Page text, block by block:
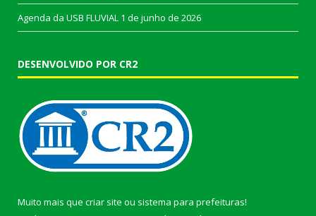
Agenda da USB FLUVIAL 1 de junho de 2026
DESENVOLVIDO POR CR2
Muito mais que criar site ou sistema para prefeituras!